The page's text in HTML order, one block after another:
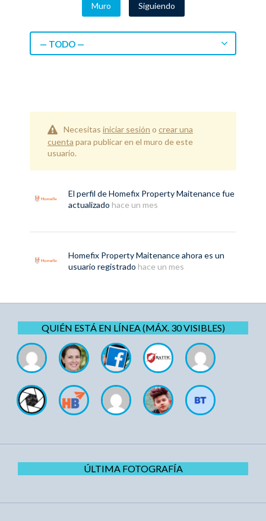
Muro Siguiendo
— TODO —
Necesitas iniciar sesión o crear una
cuenta para publicar en el muro de este
usuario.
El perfil deHomefix Property Maitenancefue
actualizado hace un mes
Homefix Property Maitenanceahora es un
usuario registrado hace un mes
QUIÉN ESTÁ EN LÍNEA (MÁX. 30 VISIBLES)
ÚLTIMA FOTOGRAFÍA